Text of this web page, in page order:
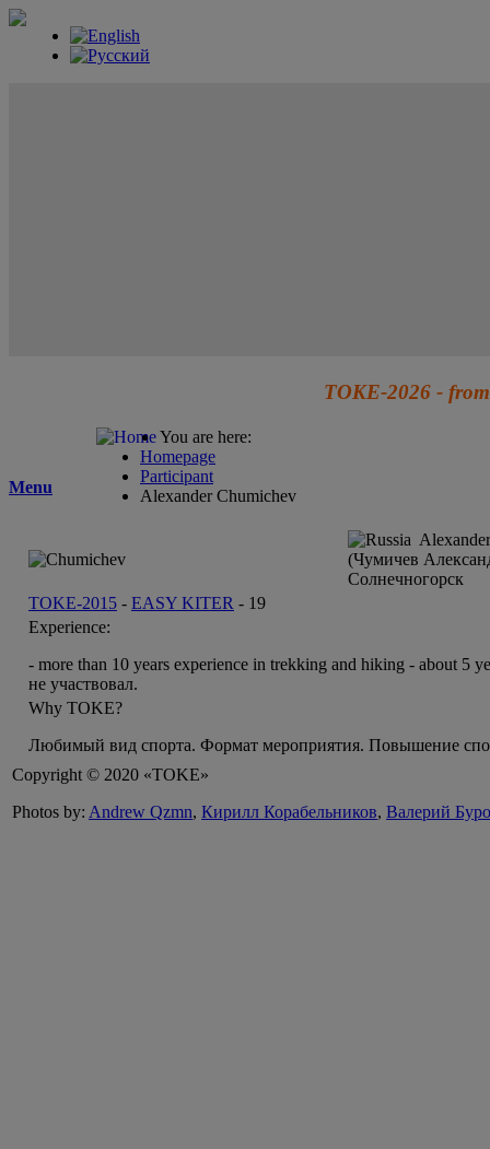
TOKE-2026 -
Menu
You are here:
Homepage
Participant
Alexander Chumichev
(Чумичев
Солнечногорск
TOKE-2015 - EASY KITER - 19
Experience:
- more than 10 years experience in trekking and hiking - about
не участвовал.
Why TOKE?
Любимый вид спорта. Формат мероприятия. Повышение
Copyright © 2020 «TOKE»
Photos by: Andrew Qzmn, Кирилл Корабельников, Валерий